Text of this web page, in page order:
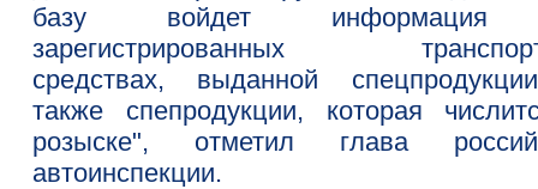
базу войдет
зарегистрированных
средствах, выданной
также спепродукции, которая
розыске", отметил глава
автоинспекции.